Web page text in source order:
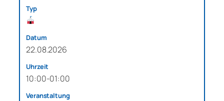
22.08.2026
10:00-01:00